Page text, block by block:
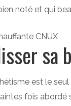
noté et qui
sa
est le
fois abordé